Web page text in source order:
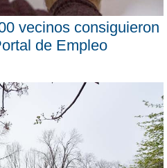
vecinos consiguieron
de Empleo